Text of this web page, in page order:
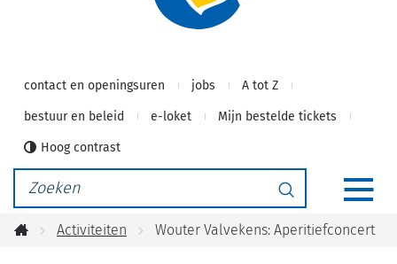
contact en openingsuren jobs A tot Z
bestuur en beleid e-loket Mijn bestelde tickets
Hoog contrast
Waarmee
kunnen
jou
Zoeken
Activiteiten Wouter Valvekens: Aperitiefconcert